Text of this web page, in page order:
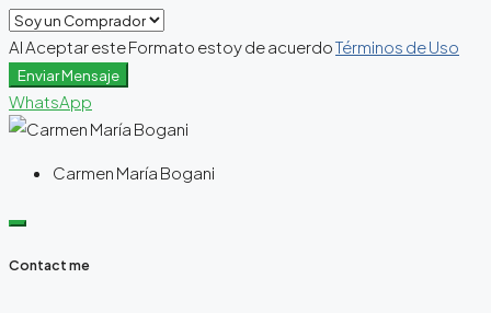
Al Aceptar este Formato estoy de acuerdoTérminos de Uso
Enviar Mensaje
WhatsApp
Carmen María Bogani
Contact me